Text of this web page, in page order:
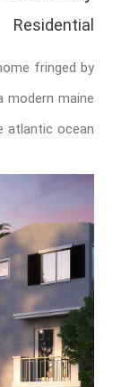
Residential
fringed by
maine
atlantic ocean